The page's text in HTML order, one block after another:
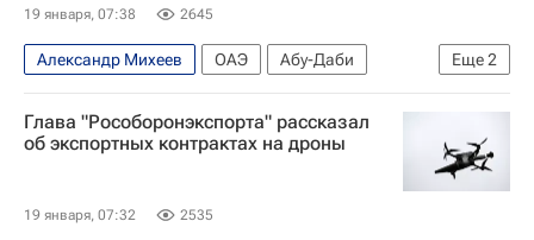
19 января, 07:38 2645
Еще2
Александр Михеев ОАЭ
Абу-Даби
Рособоронэкспорт
Ростех
Глава "Рособоронэкспорта" рассказал
об экспортных контрактах на дроны
19 января, 07:32 2535